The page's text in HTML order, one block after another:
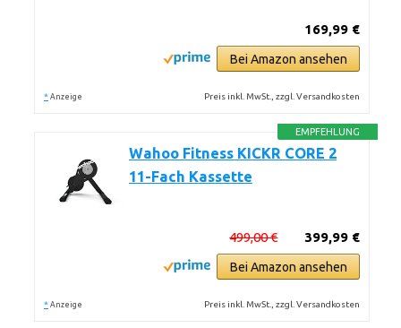
169,99 €
Bei Amazon ansehen
* Anzeige Preis inkl. MwSt., zzgl. Versandkosten
EMPFEHLUNG
Wahoo Fitness KICKR CORE 2
11-Fach Kassette
399,99 €
499,00 €
Bei Amazon ansehen
* Anzeige Preis inkl. MwSt., zzgl. Versandkosten